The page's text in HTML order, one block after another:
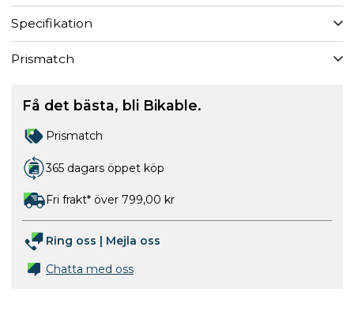
Specifikation
Prismatch
Få det bästa, bli Bikable.
Prismatch
365 dagars öppet köp
Fri frakt* över 799,00 kr
Ring oss | Mejla oss
Chatta med oss